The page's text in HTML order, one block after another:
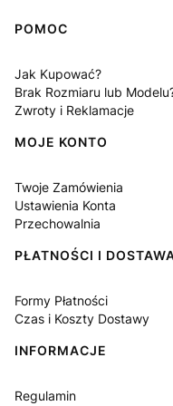
Linki w stopce
POMOC
Jak Kupować?
Brak Rozmiaru lub
Zwroty i Reklamacje
MOJE KONTO
Twoje Zamówienia
Ustawienia Konta
Przechowalnia
PŁATNOŚCI I
Formy Płatności
Czas i Koszty Dostawy
INFORMACJE
Regulamin